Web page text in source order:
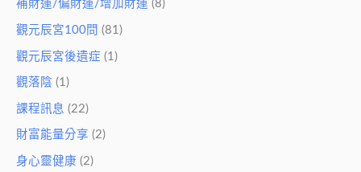
補財運/偏財運/增加財運 (8)
觀元辰宮100問 (81)
觀元辰宮後遺症 (1)
觀落陰 (1)
課程訊息 (22)
財富能量分享 (2)
身心靈健康 (2)